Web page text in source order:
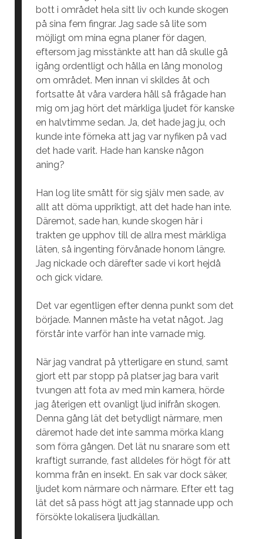
bott i området hela sitt liv och kunde skogen
på sina fem fingrar. Jag sade så lite som
möjligt om mina egna planer för dagen,
eftersom jag misstänkte att han då skulle gå
igång ordentligt och hålla en lång monolog
om området. Men innan vi skildes åt och
fortsatte åt våra vardera håll så frågade han
mig om jag hört det märkliga ljudet för kanske
en halvtimme sedan. Ja, det hade jag ju, och
kunde inte förneka att jag var nyfiken på vad
det hade varit. Hade han kanske någon
aning?
Han log lite smått för sig själv men sade, av
allt att döma uppriktigt, att det hade han inte.
Däremot, sade han, kunde skogen här i
trakten ge upphov till de allra mest märkliga
läten, så ingenting förvånade honom längre.
Jag nickade och därefter sade vi kort hejdå
och gick vidare.
Det var egentligen efter denna punkt som det
började. Mannen måste ha vetat något. Jag
förstår inte varför han inte varnade mig.
När jag vandrat på ytterligare en stund, samt
gjort ett par stopp på platser jag bara varit
tvungen att fota av med min kamera, hörde
jag återigen ett ovanligt ljud inifrån skogen.
Denna gång lät det betydligt närmare, men
däremot hade det inte samma mörka klang
som förra gången. Det lät nu snarare som ett
kraftigt surrande, fast alldeles för högt för att
komma från en insekt. En sak var dock säker,
ljudet kom närmare och närmare. Efter ett tag
lät det så pass högt att jag stannade upp och
försökte lokalisera ljudkällan.